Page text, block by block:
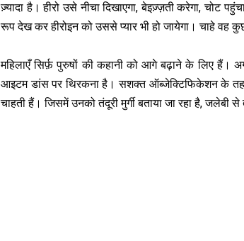
ज़्यादा है। हीरो उसे नीचा दिखाएगा, बेइज़्ज़ती करेगा, चोट
रूप देख कर हीरोइन को उससे प्यार भी हो जायेगा। चाहे वह
महिलाएँ सिर्फ़ पुरुषों की कहानी को आगे बढ़ाने के लिए हैं।
आइटम डांस पर थिरकना है। सशक्त ऑब्जेक्टिफिकेशन के
चाहती हैं। जिसमें उनको तंदूरी मुर्गी बताया जा रहा है, जलेबी